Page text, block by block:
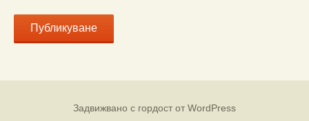
Задвижвано с гордост от WordPress